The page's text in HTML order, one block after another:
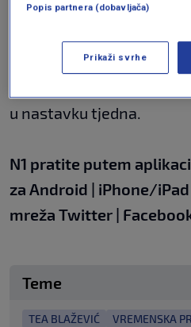
Vrućina će se nastaviti i
U drugom smo
u nastavku tjedna.
N1 pratite putem
za Android iPhone/iPad
mreža Twitter
Teme
TEA BLAŽEVIĆ VREMENSKA
Popis partnera (dobavljača)
Prikaži svrhe